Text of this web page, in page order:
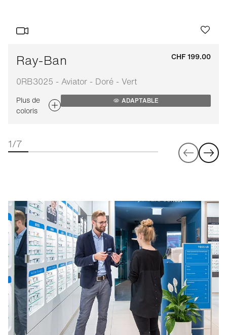
Ray-Ban
0RB3025 - Aviator - Doré - Vert
CHF 199.00
Plus de
coloris
ADAPTABLE
1/7